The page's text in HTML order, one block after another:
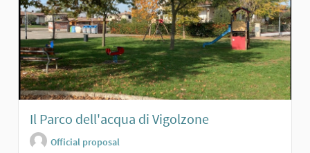
Il Parco dell'acqua di Vigolzone
Official proposal